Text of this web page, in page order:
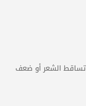
تساقط الشعر أو ضعف